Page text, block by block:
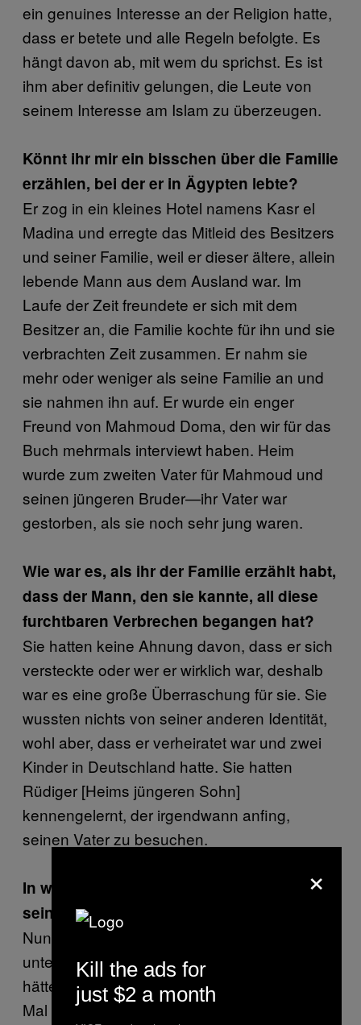
ein genuines Interesse an der Religion hatte,
dass er betete und alle Regeln befolgte. Es
hängt davon ab, mit wem du sprichst. Es ist
ihm aber definitiv gelungen, die Leute von
seinem Interesse am Islam zu überzeugen.
Könnt ihr mir ein bisschen über die Familie
erzählen, bei der er in Ägypten lebte?
Er zog in ein kleines Hotel namens Kasr el
Madina und erregte das Mitleid des Besitzers
und seiner Familie, weil er dieser ältere, allein
lebende Mann aus dem Ausland war. Im
Laufe der Zeit freundete er sich mit dem
Besitzer an, die Familie kochte für ihn und sie
verbrachten Zeit zusammen. Er nahm sie
mehr oder weniger als seine Familie an und
sie nahmen ihn auf. Er wurde ein enger
Freund von Mahmoud Doma, den wir für das
Buch mehrmals interviewt haben. Heim
wurde zum zweiten Vater für Mahmoud und
seinen jüngeren Bruder—ihr Vater war
gestorben, als sie noch sehr jung waren.
Wie war es, als ihr der Familie erzählt habt,
dass der Mann, den sie kannte, all diese
furchtbaren Verbrechen begangen hat?
Sie hatten keine Ahnung davon, dass er sich
versteckte oder wer er wirklich war, deshalb
war es eine große Überraschung für sie. Sie
wussten nichts von seiner anderen Identität,
wohl aber, dass er verheiratet war und zwei
Kinder in Deutschland hatte. Sie hatten
Rüdiger [Heims jüngeren Sohn]
kennengelernt, der irgendwann anfing,
seinen Vater zu besuchen.
In welchem Ausmaß waren seine Taten
seiner richtigen Familie bewusst?
Nun, wir haben uns mit seiner Ehefrau
unterhalten, bevor sie starb. Sie sagte, sie
hätte nichts gewusst, bevor sie zum ersten
Mal von den Anschuldigungen gehört hatte
×
Kill the ads for
just $2 a month